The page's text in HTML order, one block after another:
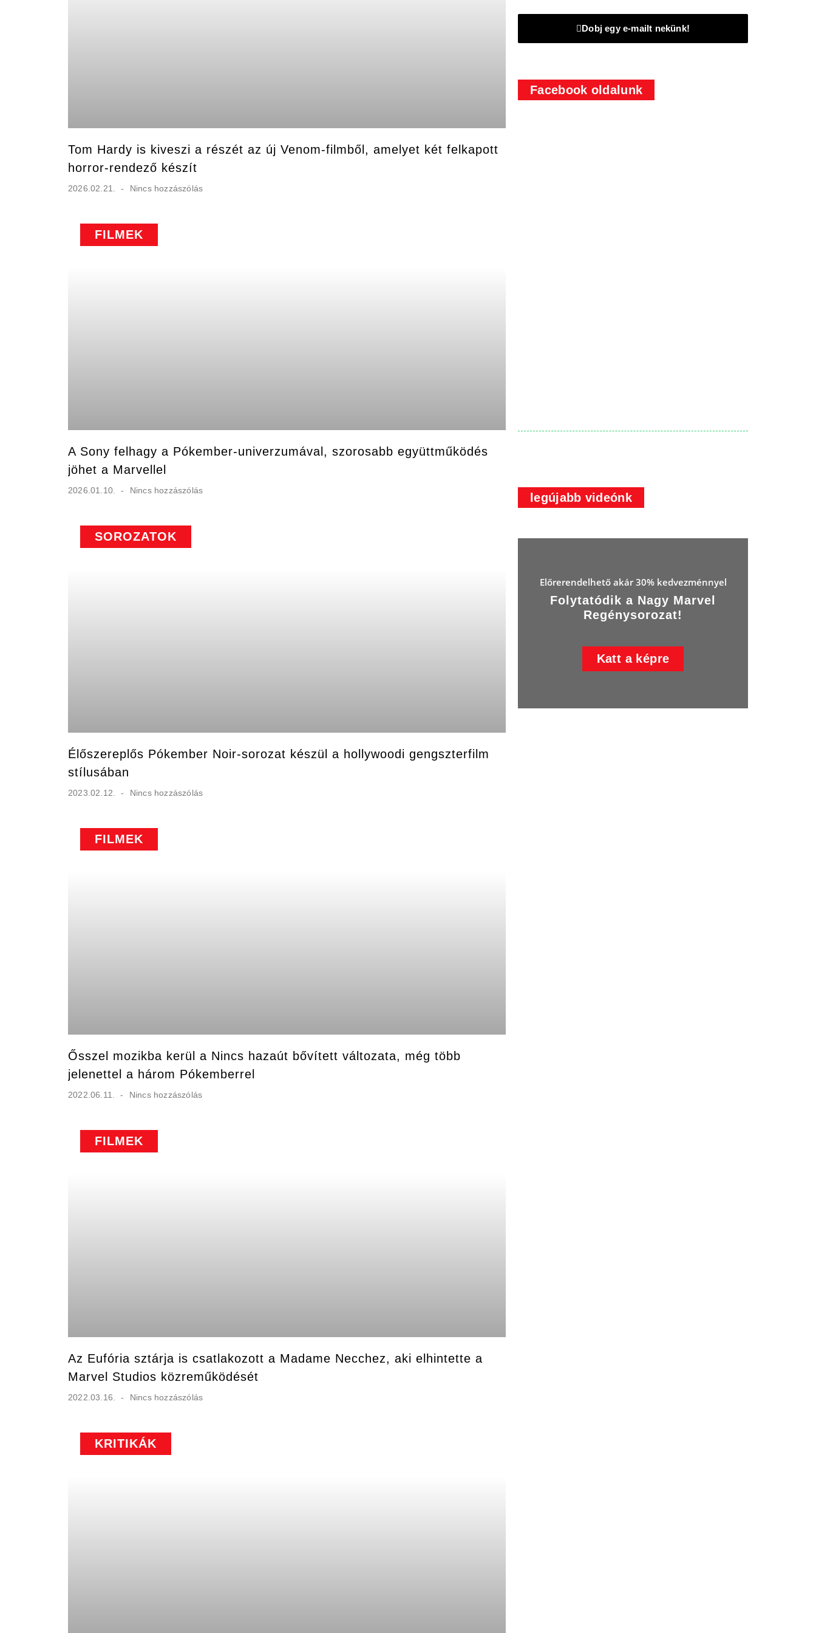
Tom Hardy is kiveszi a részét az új Venom-filmből, amelyet két felkapott
horror-rendező készít
2026.02.21. Nincs hozzászólás
FILMEK
A Sony felhagy a Pókember-univerzumával, szorosabb együttműködés
jöhet a Marvellel
2026.01.10. Nincs hozzászólás
SOROZATOK
Élőszereplős Pókember Noir-sorozat készül a hollywoodi gengszterfilm
stílusában
2023.02.12. Nincs hozzászólás
FILMEK
Ősszel mozikba kerül a Nincs hazaút bővített változata, még több
jelenettel a három Pókemberrel
2022.06.11. Nincs hozzászólás
FILMEK
Az Eufória sztárja is csatlakozott a Madame Necchez, aki elhintette a
Marvel Studios közreműködését
2022.03.16. Nincs hozzászólás
KRITIKÁK
Dobj egy e-mailt nekünk!
Facebook oldalunk
legújabb videónk
Előrerendelhető akár 30% kedvezménnyel
Folytatódik a Nagy Marvel
Regénysorozat!
Katt a képre